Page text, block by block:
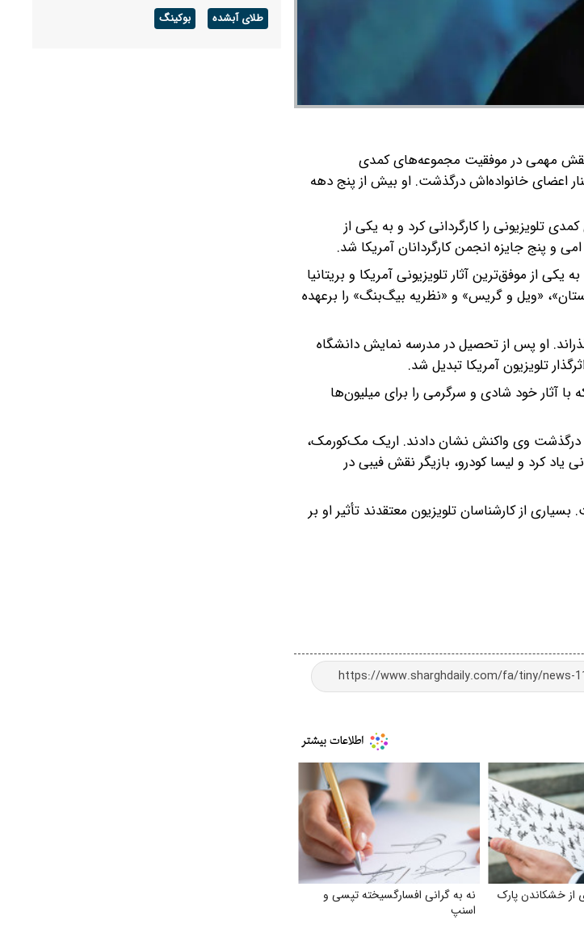
نقش مهمی در موفقیت مجموعه‌های کمدی
و «نظریه بیگ‌بنگ» داشت، در ۸۵ سالگی و در کنار اعضای خانواده‌اش درگذشت. او بیش از پنج دهه
کمدی تلویزیونی را کارگردانی کرد و به یکی از
شهرت اصلی باروز به‌دلیل مشارکت در خلق مجموعه «چیرز» بود؛ سریالی که در دهه ۱۹۸۰ به یکی از موفق‌ترین آثار تلویزیونی آمریکا و بریتانیا
«ویل و گریس» و «نظریه بیگ‌بنگ» را برعهده
گذراند. او پس از تحصیل در مدرسه نمایش دانشگاه
تلویزیون آمریکا تبدیل شد.
با آثار خود شادی و سرگرمی را برای میلیون‌ها
درگذشت وی واکنش نشان دادند. اریک مک‌کورمک،
یاد کرد و لیسا کودرو، بازیگر نقش فیبی در
از کارشناسان تلویزیون معتقدند تأثیر او بر
از خشکاندن پارک
نه به گرانی افسارگسیخته تپسی و
اسنپ
طلای آبشده بوکینگ